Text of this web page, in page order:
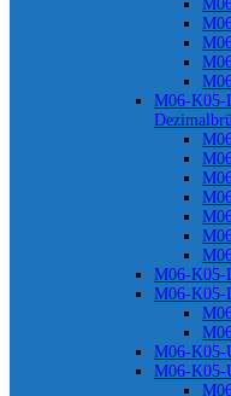
M06-K05-
M06-K05-
M06-K05-
M06-K05-
M06-K05-